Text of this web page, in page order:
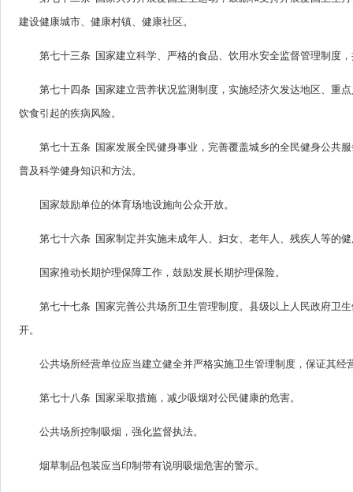
建设健康城市、健康村镇、健康社区。
第七十三条 国家建立科学、严格的食品、饮用水安全监督管理制度
第七十四条 国家建立营养状况监测制度，实施经济欠发达地区、重
饮食引起的疾病风险。
第七十五条 国家发展全民健身事业，完善覆盖城乡的全民健身公共
普及科学健身知识和方法。
国家鼓励单位的体育场地设施向公众开放。
第七十六条 国家制定并实施未成年人、妇女、老年人、残疾人等的
国家推动长期护理保障工作，鼓励发展长期护理保险。
第七十七条 国家完善公共场所卫生管理制度。县级以上人民政府卫
开。
公共场所经营单位应当建立健全并严格实施卫生管理制度，保证其
第七十八条 国家采取措施，减少吸烟对公民健康的危害。
公共场所控制吸烟，强化监督执法。
烟草制品包装应当印制带有说明吸烟危害的警示。